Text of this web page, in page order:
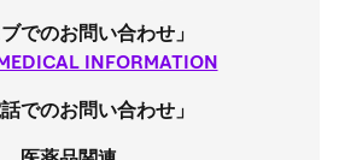
ブでのお問い合わせ」
INFORMATION
話でのお問い合わせ」